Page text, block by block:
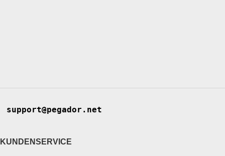
support@pegador.net
KUNDENSERVICE